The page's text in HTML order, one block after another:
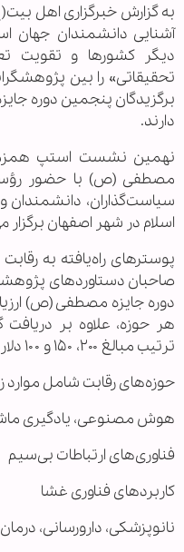
به گزارش خبرگزاری اهل
آشنایی دانشمندان جهان
دیگر کشورها و تقویت
تحقیقاتی» را بین
برگزیدگان پنجمین دوره
دارند.
نهمین نشست استپ
مصطفی (ص) با حضور
سیاست‌گذاران، دانشمندان
اسلام در شهر اصفهان
صاحبان دستاوردهای
دوره جایزه مصطفی (ص)
هر حوزه، علاوه بر دریافت
ترتیب مبالغ ۲۰۰، ۱۵۰ و ۱۰۰ دلار جایزه نقدی دریافت خواهند کرد.
حوزه‌های رقابت شامل موارد
هوش مصنوعی، یادگیری
فناوری‌های ارتباطات بی‌سیم
کاربردهای فناوری غشا
نانوپزشکی، دارورسانی،